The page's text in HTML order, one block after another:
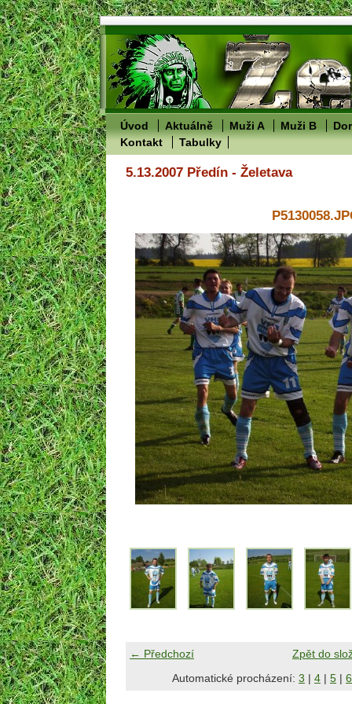
Úvod Aktuálně Muži A Muži B
Kontakt
Tabulky
5.13.2007 Předín - Želetava
← Předchozí
Zpět do
Automatické procházení: 3 | 4 | 5 | 6